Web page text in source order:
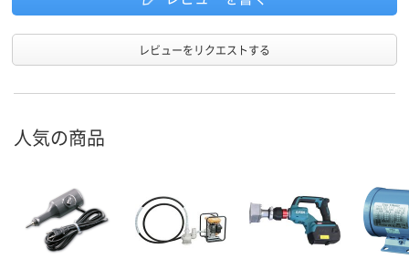
レビューをリクエストする
人気の商品